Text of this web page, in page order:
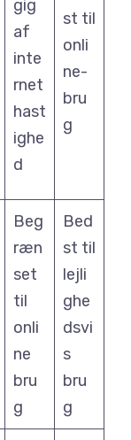
gig
af
inte
rnet
hast
ighe
d
st til
onli
ne-
bru
g
Beg
ræn
set
til
onli
ne
bru
g
Bed
st til
lejli
ghe
dsvi
s
bru
g